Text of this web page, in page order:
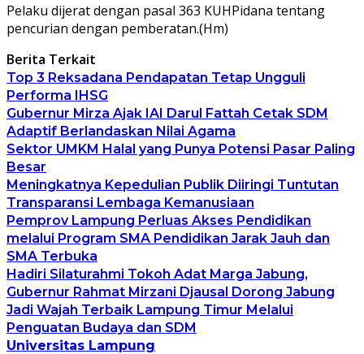
Pelaku dijerat dengan pasal 363 KUHPidana tentang
pencurian dengan pemberatan.(Hm)
Berita Terkait
Top 3 Reksadana Pendapatan Tetap Ungguli
Performa IHSG
Gubernur Mirza Ajak IAI Darul Fattah Cetak SDM
Adaptif Berlandaskan Nilai Agama
Sektor UMKM Halal yang Punya Potensi Pasar Paling
Besar
Meningkatnya Kepedulian Publik Diiringi Tuntutan
Transparansi Lembaga Kemanusiaan
Pemprov Lampung Perluas Akses Pendidikan
melalui Program SMA Pendidikan Jarak Jauh dan
SMA Terbuka
Hadiri Silaturahmi Tokoh Adat Marga Jabung,
Gubernur Rahmat Mirzani Djausal Dorong Jabung
Jadi Wajah Terbaik Lampung Timur Melalui
Penguatan Budaya dan SDM
Universitas Lampung